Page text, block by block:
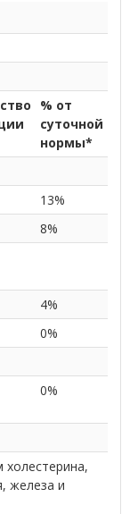
% от
суточной
нормы*
13%
8%
4%
0%
0%
железа и